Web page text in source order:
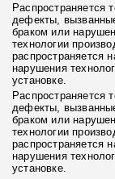
Распространяется
дефекты,
браком или
технологии
распространяется
нарушения
установке.
Распространяется
дефекты,
браком или
технологии
распространяется
нарушения
установке.